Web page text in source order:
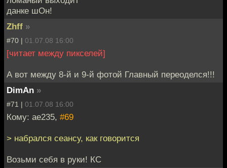
данке шОн!
Zhff »
#70 | 01.07.08 16:00
[читает между пикселей]
А вот между 8-й и 9-й фотой Главный переоделся!!!
DimAn »
#71 | 01.07.08 16:00
Кому: ae235, #69
> набрался сеансу, как говорится
Возьми себя в руки! КС